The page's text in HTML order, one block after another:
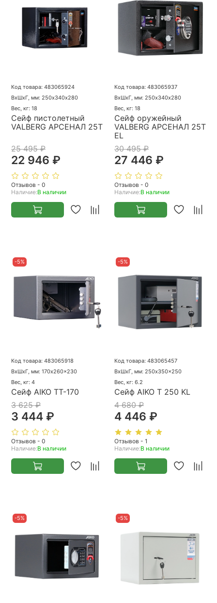
Код товара: 483065924
ВхШхГ, мм: 250х340х280
Вес, кг: 18
Сейф пистолетный
VALBERG АРСЕНАЛ 25Т
25 495 ₽
22 946 ₽
Отзывов - 0
Наличие:В наличии
Код товара: 483065937
ВхШхГ, мм: 250х340х280
Вес, кг: 18
Сейф оружейный
VALBERG АРСЕНАЛ 25T
EL
30 495 ₽
27 446 ₽
Отзывов - 0
Наличие:В наличии
-5%
Код товара: 483065918
ВхШхГ, мм: 170x260x230
Вес, кг: 4
Сейф AIKO ТТ-170
3 625 ₽
3 444 ₽
Отзывов - 0
Наличие:В наличии
-5%
Код товара: 483065457
ВхШхГ, мм: 250x350x250
Вес, кг: 6.2
Сейф AIKO Т 250 KL
4 680 ₽
4 446 ₽
Отзывов - 1
Наличие:В наличии
-5% -5%